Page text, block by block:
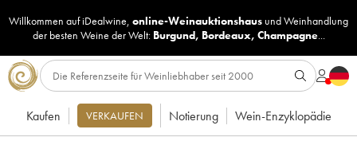
Willkommen auf iDealwine, online-Weinauktionshaus undWeinhandlung
der besten Weine der Welt: Burgund, Bordeaux, Champagne...
Kaufen VERKAUFEN Notierung Wein-Enzyklopädie